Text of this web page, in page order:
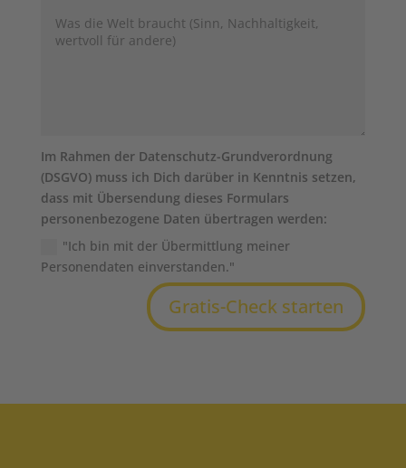
Im Rahmen der Datenschutz-Grundverordnung
(DSGVO) muss ich Dich darüber in Kenntnis setzen,
dass mit Übersendung dieses Formulars
personenbezogene Daten übertragen werden:
"Ich bin mit der Übermittlung meiner
Personendaten einverstanden."
Gratis-Check starten